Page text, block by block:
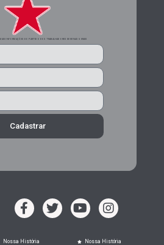
MAIS INFORMAÇÕES DO PARTIDO DOS TRABALHADORES DE MINAS GERAIS
Cadastrar
Nossa História Nossa História